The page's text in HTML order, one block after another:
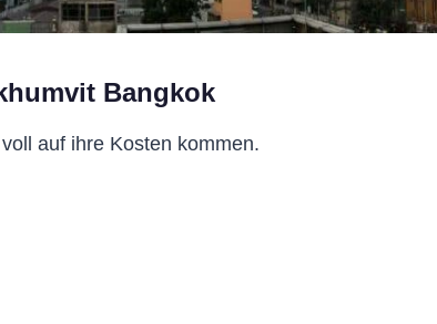
Bangkok
auf ihre Kosten kommen.